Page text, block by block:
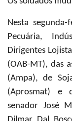
Nesta
Pecuária,
Dirigentes
(OAB-MT), das
(Ampa), de
(Aprosmat) e
senador José